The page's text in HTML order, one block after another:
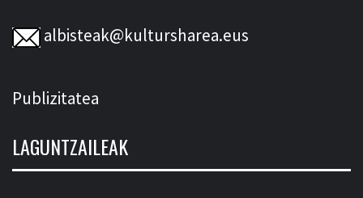
albisteak@kultursharea.eus
Publizitatea
LAGUNTZAILEAK